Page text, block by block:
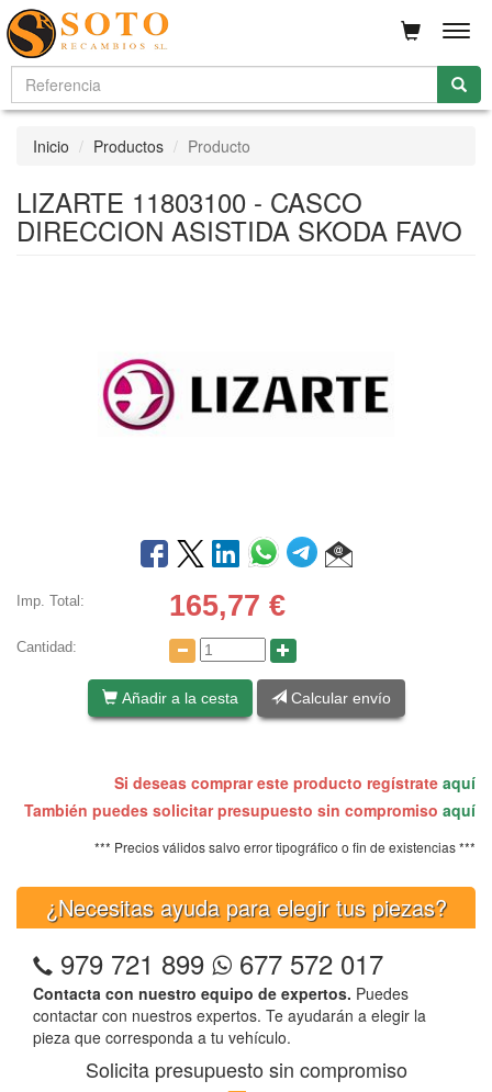
Inicio Productos Producto
LIZARTE 11803100 - CASCO
DIRECCION ASISTIDA SKODA FAVO
Imp. Total: 165,77 €
Cantidad:
Añadir a la cesta Calcular envío
Si deseas comprar este producto regístrate aquí
También puedes solicitar presupuesto sin compromiso aquí
*** Precios válidos salvo error tipográfico o fin de existencias ***
¿Necesitas ayuda para elegir tus piezas?
979 721 899 677 572 017
Contacta con nuestro equipo de expertos. Puedes
contactar con nuestros expertos. Te ayudarán a elegir la
pieza que corresponda a tu vehículo.
Solicita presupuesto sin compromiso